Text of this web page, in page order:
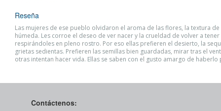
Reseña
Las mujeres de ese pueblo olvidaron el aroma de las flores, la textura
húmeda. Les corroe el deseo de ver nacer y la crueldad de volver a
respirándoles en pleno rostro. Por eso ellas prefieren el desierto, la
grietas sedientas. Prefieren las semillas bien guardadas, mirar tras el
otras intentan hacer vida. Ellas se saben con el gusto amargo de
Contáctenos: